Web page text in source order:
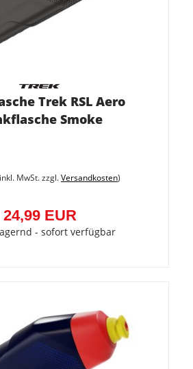
Trek RSL Aero
Smoke
MwSt. zzgl.Versandkosten)
24,99 EUR
- sofort verfügbar